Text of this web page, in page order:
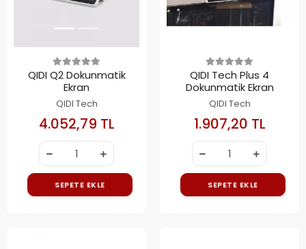
QIDI Q2 Dokunmatik
Ekran
QIDI Tech
4.052,79 TL
SEPETE EKLE
QIDI Tech Plus 4
Dokunmatik Ekran
QIDI Tech
1.907,20 TL
SEPETE EKLE